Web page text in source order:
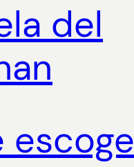
del
escoge